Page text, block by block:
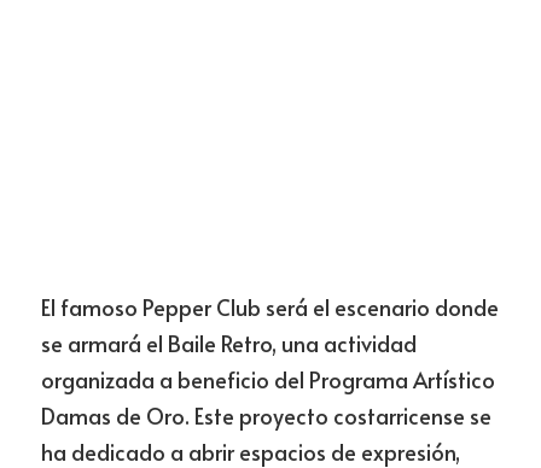
El famoso Pepper Club será el escenario donde
se armará el Baile Retro, una actividad
organizada a beneficio del Programa Artístico
Damas de Oro. Este proyecto costarricense se
ha dedicado a abrir espacios de expresión,